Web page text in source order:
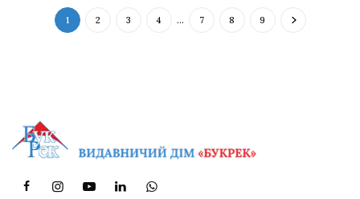
1 2 3 4 … 7 8 9